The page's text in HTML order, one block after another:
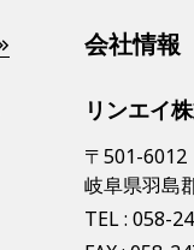
会社情報
リンエイ
〒501-6012
岐阜県羽島
TEL : 058-